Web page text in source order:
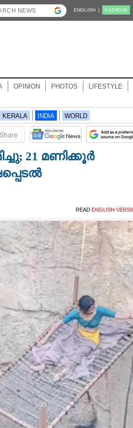
ENGLISH | KĀZHCHA
OPINION PHOTOS LIFESTYLE
KERALA INDIA WORLD
Share
21 മണിക്കൂർ
READ ENGLISH